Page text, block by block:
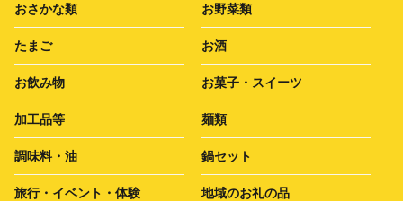
おさかな類 お野菜類
たまご お酒
お飲み物 お菓子・スイーツ
加工品等 麺類
調味料・油 鍋セット
旅行・イベント・体験 地域のお礼の品